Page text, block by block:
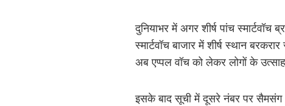
दुनियाभर में अगर शीर्ष पांच
स्मार्टवॉच बाजार में शीर्ष स्थान
अब एप्पल वॉच को लेकर लोगों के
इसके बाद सूची में दूसरे नंबर पर